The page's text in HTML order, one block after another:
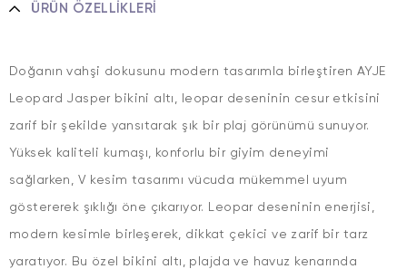
ÜRÜN ÖZELLIKLERI
Doğanın vahşi dokusunu modern tasarımla birleştiren AYJE
Leopard Jasper bikini altı, leopar deseninin cesur etkisini
zarif bir şekilde yansıtarak şık bir plaj görünümü sunuyor.
Yüksek kaliteli kumaşı, konforlu bir giyim deneyimi
sağlarken, V kesim tasarımı vücuda mükemmel uyum
göstererek şıklığı öne çıkarıyor. Leopar deseninin enerjisi,
modern kesimle birleşerek, dikkat çekici ve zarif bir tarz
yaratıyor. Bu özel bikini altı, plajda ve havuz kenarında